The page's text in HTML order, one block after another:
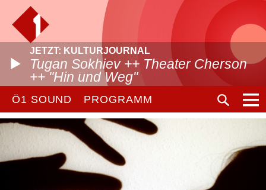
JETZT: KULTURJOURNAL
Tugan Sokhiev ++ Theater Cherson
++ "Hin und Weg"
Ö1 SOUND PROGRAMM